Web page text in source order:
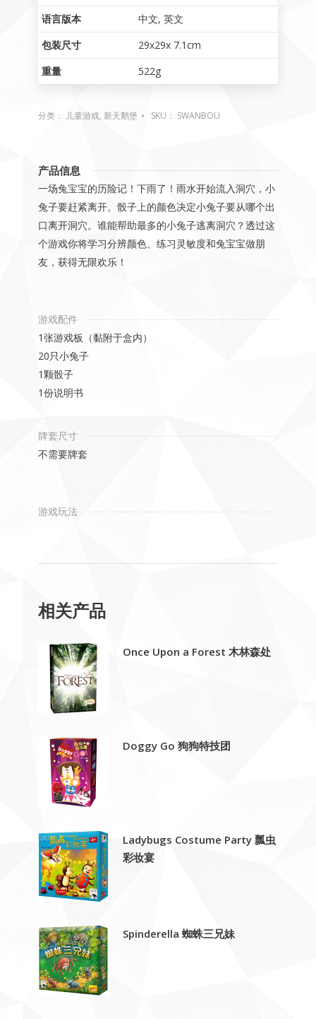
语言版本
中文, 英文
包装尺寸
29x29x 7.1cm
重量
522g
分类： 儿童游戏, 新天鹅堡 SKU： SWANBOU
产品信息
一场兔宝宝的历险记！下雨了！雨水开始流入洞穴，小
兔子要赶紧离开。骰子上的颜色决定小兔子要从哪个出
口离开洞穴。谁能帮助最多的小兔子逃离洞穴？透过这
个游戏你将学习分辨颜色、练习灵敏度和兔宝宝做朋
友，获得无限欢乐！
游戏配件
1张游戏板（黏附于盒内）
20只小兔子
1颗骰子
1份说明书
牌套尺寸
不需要牌套
游戏玩法
相关产品
Once Upon a Forest 木林森处
Doggy Go 狗狗特技团
Ladybugs Costume Party 瓢虫
彩妆宴
Spinderella 蜘蛛三兄妹